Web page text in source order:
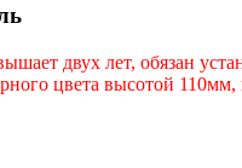
двух лет, обязан
цвета высотой